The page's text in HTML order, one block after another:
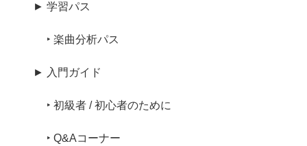
► 学習パス
‣ 楽曲分析パス
► 入門ガイド
‣ 初級者 / 初心者のために
‣ Q&Aコーナー